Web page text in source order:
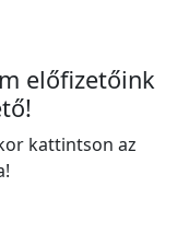
előfizetőink
kattintson az